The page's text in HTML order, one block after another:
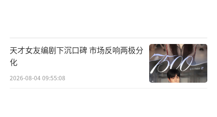
天才女友编剧下沉口碑 市场反响两极分
化
2026-08-04 09:55:08